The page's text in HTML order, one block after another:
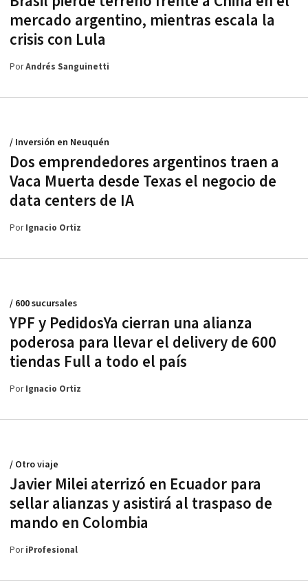
mercado argentino, mientras escala la
crisis con Lula
PorAndrés Sanguinetti
Dos emprendedores argentinos traen a
Vaca Muerta desde Texas el negocio de
data centers de IA
/ Inversión en Neuquén
PorIgnacio Ortiz
YPF y PedidosYa cierran una alianza
poderosa para llevar el delivery de 600
tiendas Full a todo el país
/ 600 sucursales
PorIgnacio Ortiz
Javier Milei aterrizó en Ecuador para
sellar alianzas y asistirá al traspaso de
mando en Colombia
/ Otro viaje
PoriProfesional